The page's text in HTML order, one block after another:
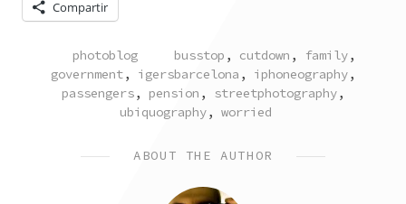
Compartir
POSTED
IN
photoblog TAGGED
busstop , cutdown , family,
government, igersbarcelona , iphoneography,
passengers, pension , streetphotography,
ubiquography, worried
ABOUT THE AUTHOR